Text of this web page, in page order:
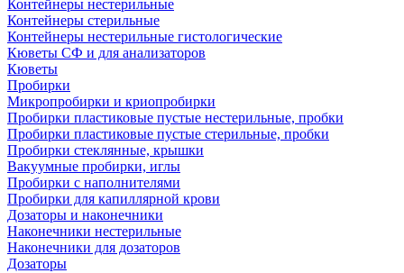
Контейнеры нестерильные
Контейнеры стерильные
Контейнеры нестерильные гистологические
Кюветы СФ и для анализаторов
Кюветы
Пробирки
Микропробирки и криопробирки
Пробирки пластиковые пустые нестерильные, пробки
Пробирки пластиковые пустые стерильные, пробки
Пробирки стеклянные, крышки
Вакуумные пробирки, иглы
Пробирки с наполнителями
Пробирки для капиллярной крови
Дозаторы и наконечники
Наконечники нестерильные
Наконечники для дозаторов
Дозаторы